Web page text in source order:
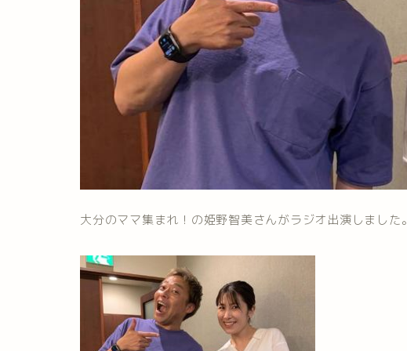
大分のママ集まれ！の姫野智美さんがラジオ出演しました。